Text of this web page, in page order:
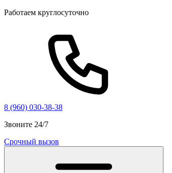
Работаем круглосуточно
8 (960) 030-38-38
Звоните 24/7
Срочный вызов